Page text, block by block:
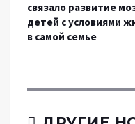
связало развитие
детей с условиями
в самой семье